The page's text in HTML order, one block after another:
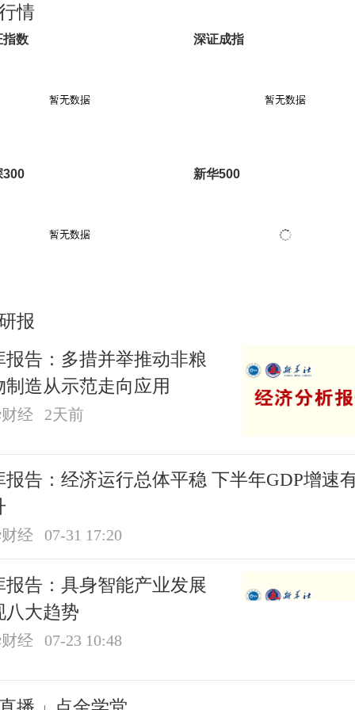
情
指数 深证成指
300 新华500
报
报告：多措并举推动非粮
制造从示范走向应用
经 2天前
：经济运行总体平稳 下半年GDP增速有望
经 07-31 17:20
报告：具身智能产业发展
八大趋势
经 07-23 10:48